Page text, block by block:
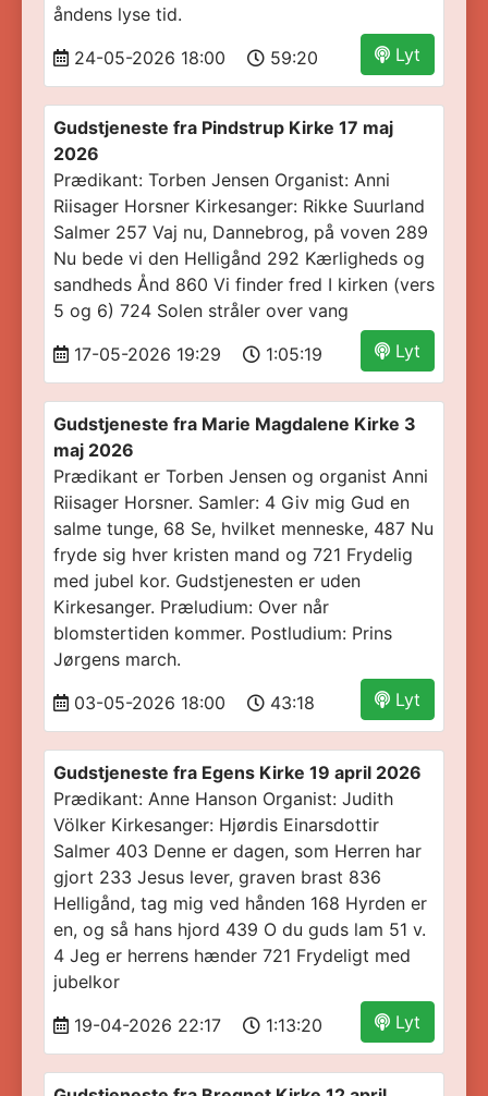
åndens lyse tid.
Lyt
24-05-2026 18:00 59:20
Gudstjeneste fra Pindstrup Kirke 17 maj
2026
Prædikant: Torben Jensen Organist: Anni
Riisager Horsner Kirkesanger: Rikke Suurland
Salmer 257 Vaj nu, Dannebrog, på voven 289
Nu bede vi den Helligånd 292 Kærligheds og
sandheds Ånd 860 Vi finder fred I kirken (vers
5 og 6) 724 Solen stråler over vang
Lyt
17-05-2026 19:29 1:05:19
Gudstjeneste fra Marie Magdalene Kirke 3
maj 2026
Prædikant er Torben Jensen og organist Anni
Riisager Horsner. Samler: 4 Giv mig Gud en
salme tunge, 68 Se, hvilket menneske, 487 Nu
fryde sig hver kristen mand og 721 Frydelig
med jubel kor. Gudstjenesten er uden
Kirkesanger. Præludium: Over når
blomstertiden kommer. Postludium: Prins
Jørgens march.
Lyt
03-05-2026 18:00 43:18
Gudstjeneste fra Egens Kirke 19 april 2026
Prædikant: Anne Hanson Organist: Judith
Völker Kirkesanger: Hjørdis Einarsdottir
Salmer 403 Denne er dagen, som Herren har
gjort 233 Jesus lever, graven brast 836
Helligånd, tag mig ved hånden 168 Hyrden er
en, og så hans hjord 439 O du guds lam 51 v.
4 Jeg er herrens hænder 721 Frydeligt med
jubelkor
Lyt
19-04-2026 22:17 1:13:20